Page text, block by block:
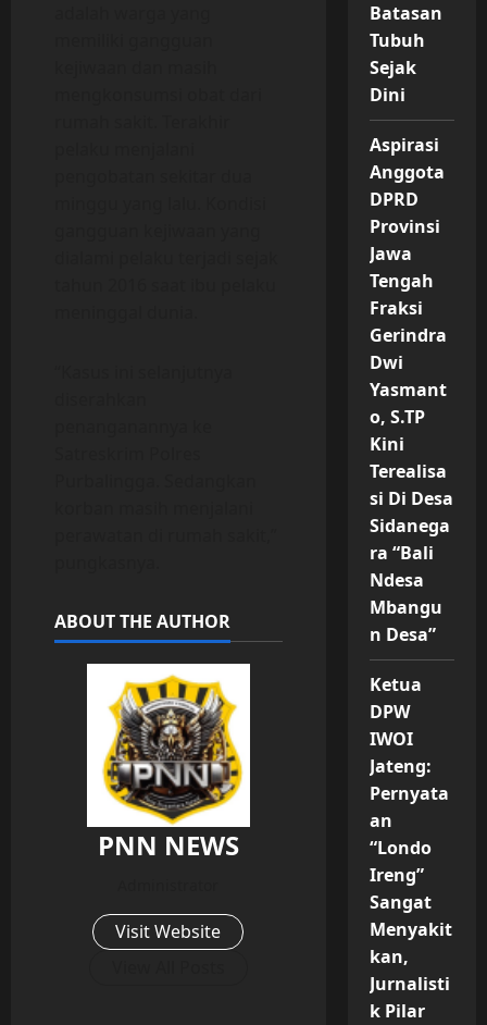
ABOUT THE AUTHOR
PNN NEWS
Visit Website
Batasan
Tubuh
Sejak
Dini
Aspirasi
Anggota
DPRD
Provinsi
Jawa
Tengah
Fraksi
Gerindra
Dwi
Yasmant
o, S.TP
Kini
Terealisa
si Di Desa
Sidanega
ra “Bali
Ndesa
Mbangu
n Desa”
Ketua
DPW
IWOI
Jateng:
Pernyata
an
“Londo
Ireng”
Sangat
Menyakit
kan,
Jurnalisti
k Pilar